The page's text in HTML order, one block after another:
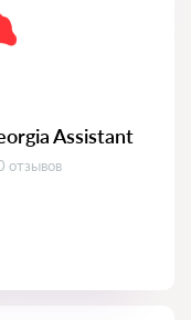
Assistant
отзывов